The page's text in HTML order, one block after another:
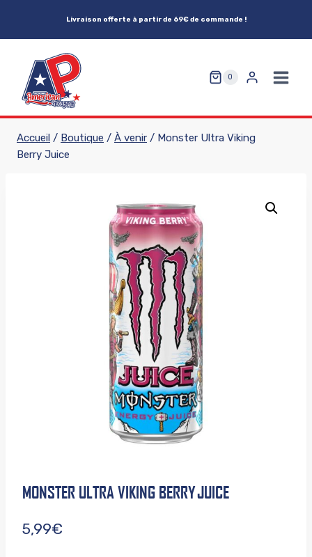
Livraison offerte à partir de 69€ de commande !
0
Accueil / Boutique / À venir / Monster Ultra Viking
Berry Juice
MONSTER ULTRA VIKING BERRY JUICE
5,99€